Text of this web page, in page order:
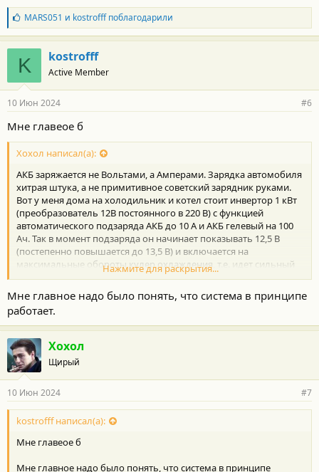
Б
л
а
г
о
д
а
н
с
т
и
MARS051 и kostrofffпоблагодарили
K kostrofff
Active Member
10 Июн 2024 #6
Мне главеое б
Хохол написал(а):
АКБ заряжается не Вольтами, а Амперами. Зарядка автомобиля
хитрая штука, а не примитивное советский зарядник руками.
Вот у меня дома на холодильник и котел стоит инвертор 1 кВт
(преобразователь 12В постоянного в 220 В) с функцией
автоматического подзаряда АКБ до 10 А и АКБ гелевый на 100
Ач. Так в момент подзаряда он начинает показывать 12,5 В
(постепенно повышается до 13,5 В) и включается на
максимальные обороты кулер охлаждения, т.е. идет сильный
зарядный ток в А. Потом через время, обороты кулера
существенно падают (понижается ток заряда в А) и показывает
до 14,2 В. В самом конце когда АКБ заряжен полностью кулер
еле крутит (его не слышно) и показывает все время в режиме
хранения 13,0 - 13,2 В. Поэтому Вольты это не показатель.
Берите токоизмерительные клещи и на + проводе АКБ
смотрите показания в А.
Нажмите для раскрытия...
Мне главное надо было понять, что система в принципе
работает.
Хохол
Щирый
10 Июн 2024 #7
kostrofff написал(а):
Мне главеое б
Мне главное надо было понять, что система в принципе